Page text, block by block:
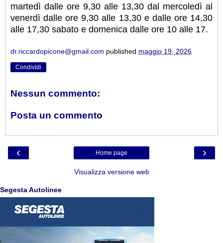
martedì dalle ore 9,30 alle 13,30 dal mercoledì al
venerdì dalle ore 9,30 alle 13,30 e dalle ore 14,30
alle 17,30 sabato e domenica dalle ore 10 alle 17.
dr.riccardopicone@gmail.com published maggio 19, 2026
Condividi
Nessun commento:
Posta un commento
‹ ›
Home page
Visualizza versione web
Segesta Autolinee